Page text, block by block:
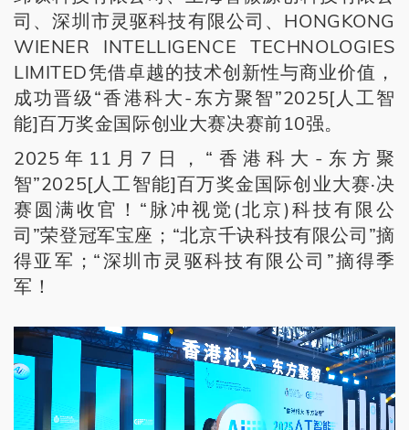
司、深圳市灵驱科技有限公司、HONGKONG
WIENER INTELLIGENCE TECHNOLOGIES
LIMITED凭借卓越的技术创新性与商业价值，
成功晋级“香港科大-东方聚智”2025[人工智
能]百万奖金国际创业大赛决赛前10强。
2025年11月7日，“香港科大-东方聚
智”2025[人工智能]百万奖金国际创业大赛·决
赛圆满收官！“脉冲视觉(北京)科技有限公
司”荣登冠军宝座；“北京千诀科技有限公司”摘
得亚军；“深圳市灵驱科技有限公司”摘得季
军！